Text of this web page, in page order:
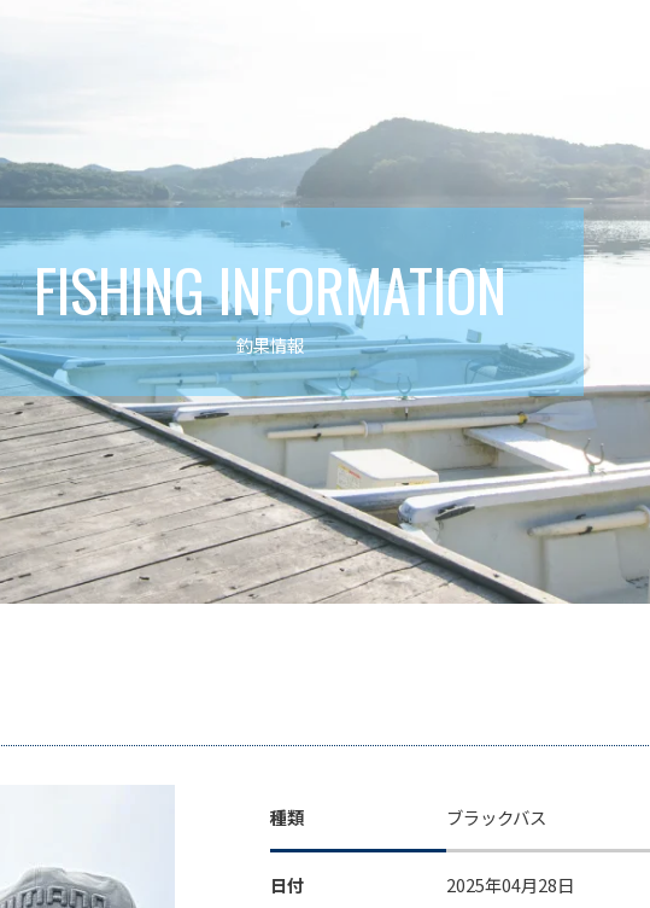
FISHING INFORMATION
釣果情報
種類 ブラックバス
日付 2025年04月28日